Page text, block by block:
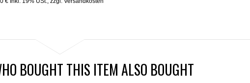
BOUGHT THIS ITEM ALSO BOUGHT